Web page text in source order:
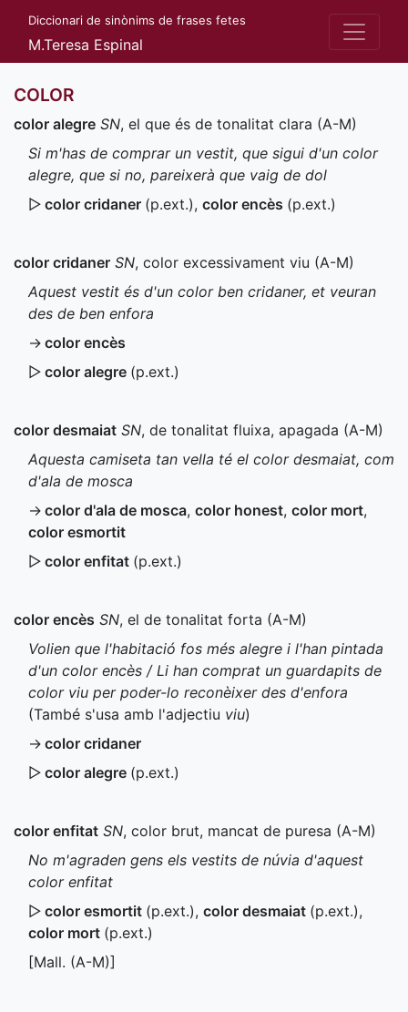
Diccionari de sinònims de frases fetes
M.Teresa Espinal
COLOR
color alegre SN, el que és de tonalitat clara (A-M)
Si m'has de comprar un vestit, que sigui d'un color
alegre, que si no, pareixerà que vaig de dol
▷ color cridaner (p.ext.), color encès (p.ext.)
color cridaner SN, color excessivament viu (A-M)
Aquest vestit és d'un color ben cridaner, et veuran
des de ben enfora
→ color encès
▷ color alegre (p.ext.)
color desmaiat SN, de tonalitat fluixa, apagada (A-M)
Aquesta camiseta tan vella té el color desmaiat, com
d'ala de mosca
→ color d'ala de mosca, color honest, color mort,
color esmortit
▷ color enfitat (p.ext.)
color encès SN, el de tonalitat forta (A-M)
Volien que l'habitació fos més alegre i l'han pintada
d'un color encès / Li han comprat un guardapits de
color viu per poder-lo reconèixer des d'enfora
(També s'usa amb l'adjectiu viu)
→ color cridaner
▷ color alegre (p.ext.)
color enfitat SN, color brut, mancat de puresa (A-M)
No m'agraden gens els vestits de núvia d'aquest
color enfitat
▷ color esmortit (p.ext.), color desmaiat (p.ext.),
color mort (p.ext.)
[Mall. (A-M)]